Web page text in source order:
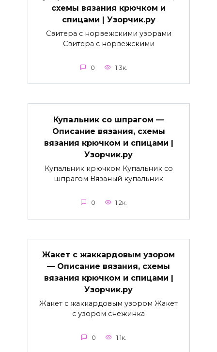
схемы вязания крючком и
спицами | Узорчик.ру
Свитера с норвежскими узорами
Свитера с норвежскими
0 1.3к.
Купальник со шпрагом —
Описание вязания, схемы
вязания крючком и спицами |
Узорчик.ру
Купальник крючком Купальник со
шпрагом Вязаный купальник
0 1.2к.
Жакет с жаккардовым узором
— Описание вязания, схемы
вязания крючком и спицами |
Узорчик.ру
Жакет с жаккардовым узором Жакет
с узором снежинка
0 1.1к.